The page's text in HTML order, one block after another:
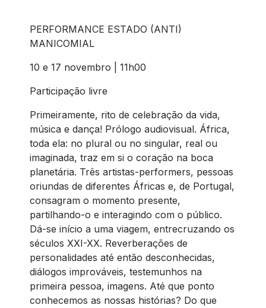
PERFORMANCE ESTADO (ANTI)
MANICOMIAL
10 e 17 novembro | 11h00
Participação livre
Primeiramente, rito de celebração da vida,
música e dança! Prólogo audiovisual. África,
toda ela: no plural ou no singular, real ou
imaginada, traz em si o coração na boca
planetária. Três artistas-performers, pessoas
oriundas de diferentes Áfricas e, de Portugal,
consagram o momento presente,
partilhando-o e interagindo com o público.
Dá-se início a uma viagem, entrecruzando os
séculos XXI-XX. Reverberações de
personalidades até então desconhecidas,
diálogos improváveis, testemunhos na
primeira pessoa, imagens. Até que ponto
conhecemos as nossas histórias? Do que